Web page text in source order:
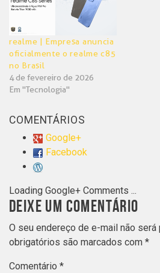
realme | Empresa anuncia
oficialmente o realme c85
no Brasil
4 de fevereiro de 2026
Em "Tecnologia"
COMENTÁRIOS
Google+
Facebook
Loading Google+ Comments ...
DEIXE UM COMENTÁRIO
O seu endereço de e-mail não será
obrigatórios são marcados com *
Comentário *